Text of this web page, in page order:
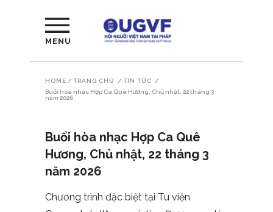
MENU
HOME / TRANG CHỦ / TIN TỨC
/
Buổi hòa nhạc Hợp Ca Quê Hương, Chủ nhật, 22 tháng 3
năm 2026
Buổi hòa nhạc Hợp Ca Quê
Hương, Chủ nhật, 22 tháng 3
năm 2026
Chương trình đặc biệt tại Tu viện